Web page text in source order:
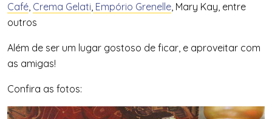
Café, Crema Gelati, Empório Grenelle, Mary Kay, entre
outros
Além de ser um lugar gostoso de ficar, e aproveitar com
as amigas!
Confira as fotos: